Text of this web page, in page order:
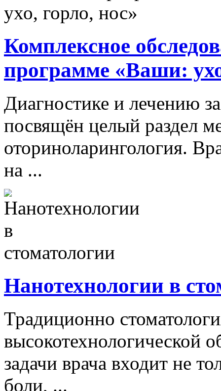
Комплексное
программе «Ваши:
Диагностике и лечению
посвящён целый раздел
оториноларингология.
на ...
Нанотехнологии в
Традиционно
высокотехнологической
задачи врача входит не
боли, ...